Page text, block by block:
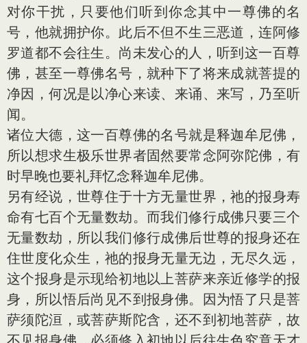
对你干扰，只要他们听到你念其中一尊佛的名
号，他就拥护你。此后不但不生三恶道，连阿修
罗道都不会往生。尚未发心的人，听到这一百尊
佛，甚至一尊佛名号，就种下了将来成就菩提的
净因，何况是以净心来读、来诵、来写，乃至听
闻。
诸位大德，这一百尊佛的名号就是释迦牟尼佛，
所以想求生极乐世界者固然要常念阿弥陀佛，有
时早晚也要礼拜忆念释迦牟尼佛。
另有经说，世尊住于十方无量世界，祂的报身寿
命有七百个无量数劫。而我们修行成佛只要三个
无量数劫，所以我们修行成佛后世尊的报身还在
住世度化众生，祂的报身无量无边，无尽久远，
这个报身是示现给初地以上菩萨来亲近修学的报
身，所以悟后尚见不到报身佛。因为悟了只是菩
萨须陀洹，或菩萨斯陀含，还不到初地菩萨，故